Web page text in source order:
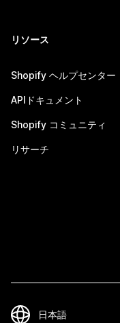
リソース
Shopify ヘルプセンター
APIドキュメント
Shopify コミュニティ
リサーチ